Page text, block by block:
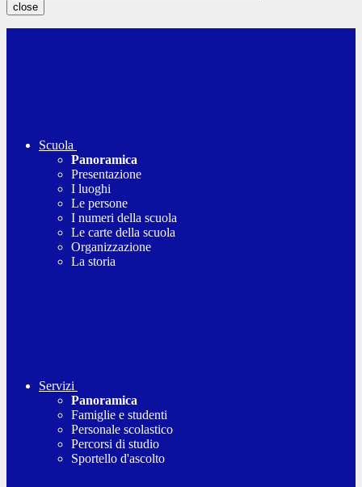
close
Scuola
Panoramica
Presentazione
I luoghi
Le persone
I numeri della scuola
Le carte della scuola
Organizzazione
La storia
Servizi
Panoramica
Famiglie e studenti
Personale scolastico
Percorsi di studio
Sportello d'ascolto